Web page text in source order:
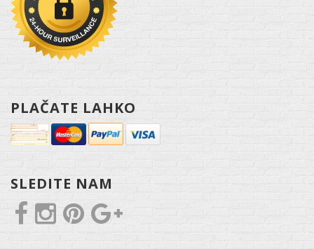
PLAČATE LAHKO
SLEDITE NAM